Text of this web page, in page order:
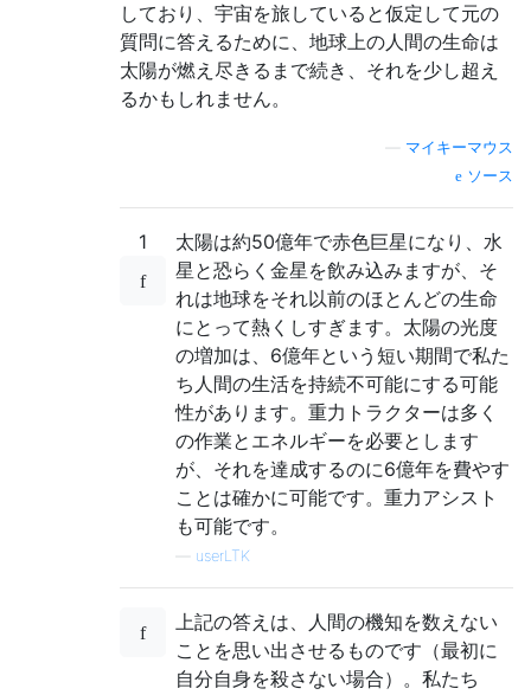
しており、宇宙を旅していると仮定して元の
質問に答えるために、地球上の人間の生命は
太陽が燃え尽きるまで続き、それを少し超え
るかもしれません。
マイキーマウス
ソース
1
太陽は約50億年で赤色巨星になり、水
星と恐らく金星を飲み込みますが、そ
れは地球をそれ以前のほとんどの生命
にとって熱くしすぎます。太陽の光度
の増加は、6億年という短い期間で私た
ち人間の生活を持続不可能にする可能
性があります。重力トラクターは多く
の作業とエネルギーを必要とします
が、それを達成するのに6億年を費やす
ことは確かに可能です。重力アシスト
も可能です。
userLTK
上記の答えは、人間の機知を数えない
ことを思い出させるものです（最初に
自分自身を殺さない場合）。私たち